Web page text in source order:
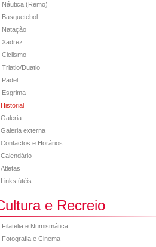
Náutica (Remo)
Basquetebol
Natação
Xadrez
Ciclismo
Triatlo/Duatlo
Padel
Esgrima
externa
e Horários
útéis
e Recreio
Filatelia e Numismática
Fotografia e Cinema